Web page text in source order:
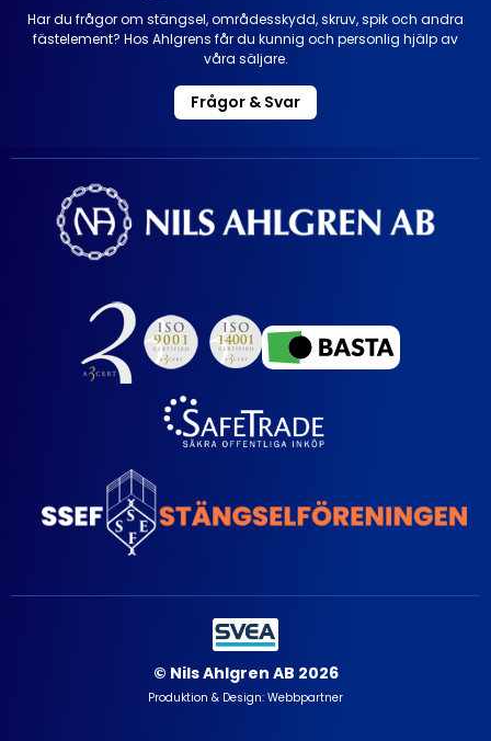
Har du frågor om stängsel, områdesskydd, skruv, spik och andra
fästelement? Hos Ahlgrens får du kunnig och personlig hjälp av
våra säljare.
Frågor & Svar
© Nils Ahlgren AB 2026
Produktion & Design: Webbpartner